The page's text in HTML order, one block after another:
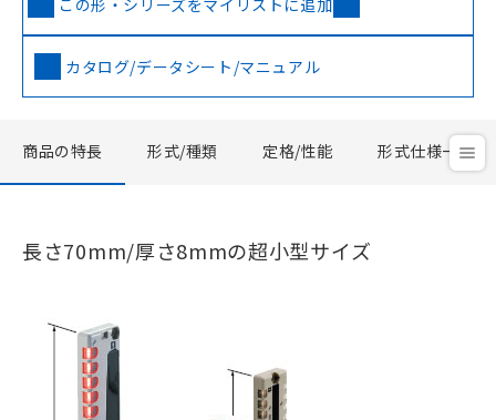
この形・シリーズをマイリストに追加
カタログ/データシート/マニュアル
商品の特長 形式/種類 定格/性能 形式仕様一覧
長さ70mm/厚さ8mmの超小型サイズ